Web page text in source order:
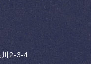
川2-3-4